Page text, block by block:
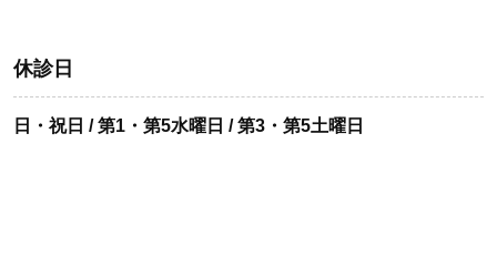
休診日
日・祝日 / 第1・第5水曜日 / 第3・第5土曜日